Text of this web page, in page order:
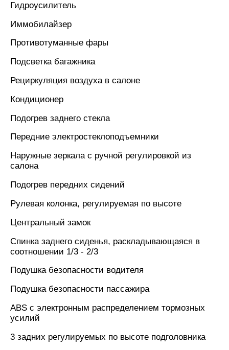
Гидроусилитель
Иммобилайзер
Противотуманные фары
Подсветка багажника
Рециркуляция воздуха в салоне
Кондиционер
Подогрев заднего стекла
Передние электростеклоподъемники
Наружные зеркала с ручной регулировкой из
салона
Подогрев передних сидений
Рулевая колонка, регулируемая по высоте
Центральный замок
Спинка заднего сиденья, раскладывающаяся в
соотношении 1/3 - 2/3
Подушка безопасности водителя
Подушка безопасности пассажира
ABS с электронным распределением тормозных
усилий
3 задних регулируемых по высоте подголовника